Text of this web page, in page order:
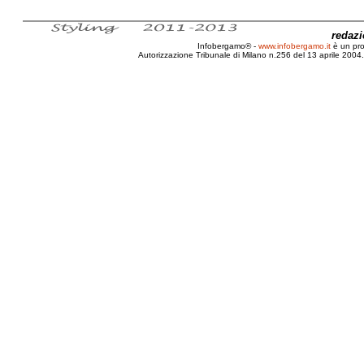
Infobergamo® - www.infobergamo.it è un
Autorizzazione Tribunale di Milano n.256 del 13 aprile